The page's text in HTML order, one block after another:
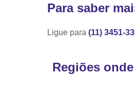
Para saber
Ligue para (11) 3451-
Regiões